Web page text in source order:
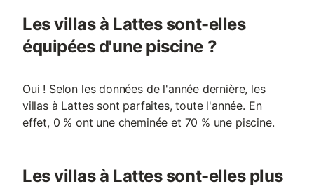
Les villas à Lattes sont-elles
équipées d'une piscine ?
Oui ! Selon les données de l'année dernière, les
villas à Lattes sont parfaites, toute l'année. En
effet, 0 % ont une cheminée et 70 % une piscine.
Les villas à Lattes sont-elles plus